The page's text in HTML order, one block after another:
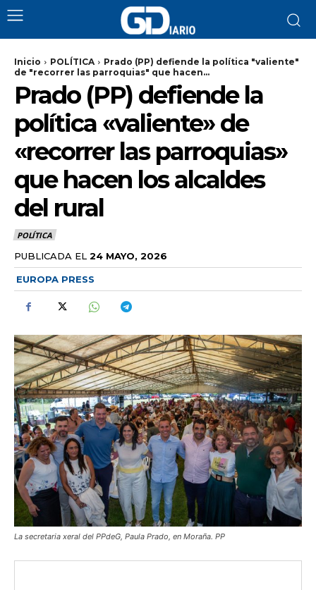
Inicio POLÍTICA
Prado (PP) defiende la política "valiente"
de "recorrer las parroquias" que hacen...
Prado (PP) defiende la
política «valiente» de
«recorrer las parroquias»
que hacen los alcaldes
del rural
POLÍTICA
PUBLICADA EL 24 MAYO, 2026
EUROPA PRESS
La secretaria xeral del PPdeG, Paula Prado, en Moraña. PP